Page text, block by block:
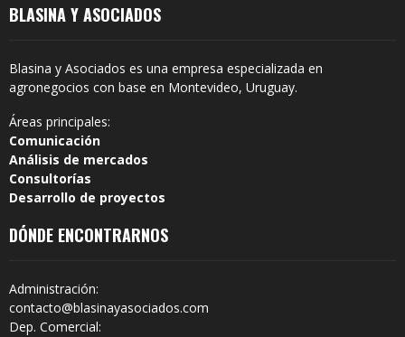
BLASINA Y ASOCIADOS
Blasina y Asociados es una empresa especializada en
agronegocios con base en Montevideo, Uruguay.
Áreas principales:
Comunicación
Análisis de mercados
Consultorías
Desarrollo de proyectos
DÓNDE ENCONTRARNOS
Administración:
contacto@blasinayasociados.com
Dep. Comercial: